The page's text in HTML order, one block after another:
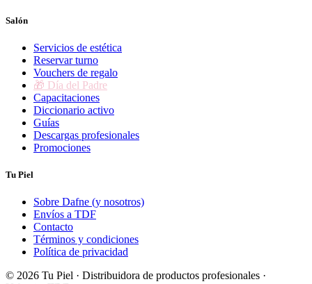
Salón
Servicios de estética
Reservar turno
Vouchers de regalo
🎁 Día del Padre
Capacitaciones
Diccionario activo
Guías
Descargas profesionales
Promociones
Tu Piel
Sobre Dafne (y nosotros)
Envíos a TDF
Contacto
Términos y condiciones
Política de privacidad
© 2026 Tu Piel · Distribuidora de productos profesionales ·